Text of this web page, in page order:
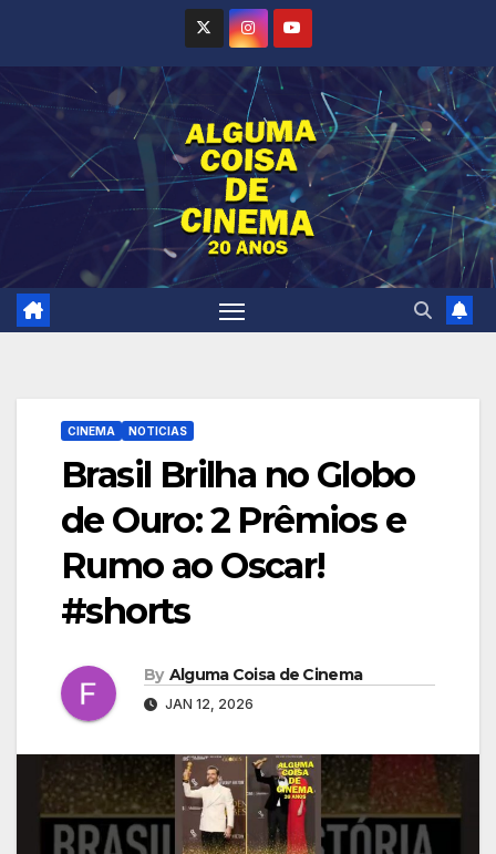
CINEMA NOTICIAS
Brasil Brilha no Globo
de Ouro: 2 Prêmios e
Rumo ao Oscar!
#shorts
By Alguma Coisa de Cinema
JAN 12, 2026